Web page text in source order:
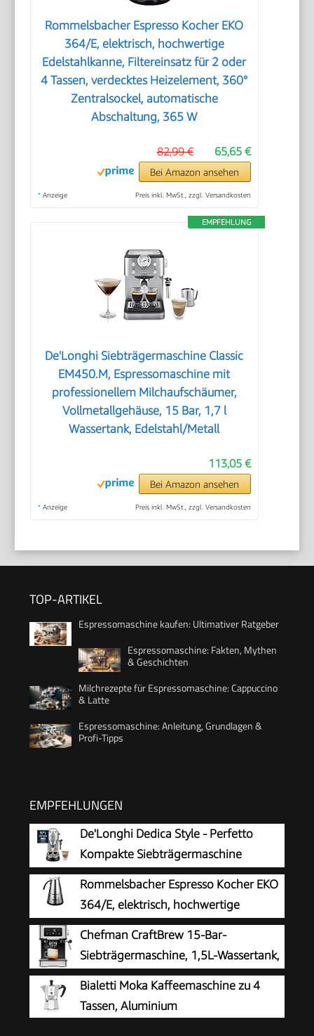
Rommelsbacher Espresso Kocher EKO
364/E, elektrisch, hochwertige
Edelstahlkanne, Filtereinsatz für 2 oder
4 Tassen, verdecktes Heizelement, 360°
Zentralsockel, automatische
Abschaltung, 365 W
65,65 €
82,99 €
Bei Amazon ansehen
* Anzeige Preis inkl. MwSt., zzgl. Versandkosten
EMPFEHLUNG
De'Longhi Siebträgermaschine Classic
EM450.M, Espressomaschine mit
professionellem Milchaufschäumer,
Vollmetallgehäuse, 15 Bar, 1,7 l
Wassertank, Edelstahl/Metall
113,05 €
Bei Amazon ansehen
* Anzeige Preis inkl. MwSt., zzgl. Versandkosten
TOP-ARTIKEL
Espressomaschine kaufen: Ultimativer Ratgeber
Espressomaschine: Fakten, Mythen
& Geschichten
Milchrezepte für Espressomaschine: Cappuccino
& Latte
Espressomaschine: Anleitung, Grundlagen &
Profi-Tipps
EMPFEHLUNGEN
De'Longhi Dedica Style - Perfetto
Kompakte Siebträgermaschine
Espressomaschine mit Tasten,
manuellem Milchaufschäumer für Espresso und
Cappuccino, ESE Pad geeignet, 15cm breit,
Metall (EC685.M)
Rommelsbacher Espresso Kocher EKO
364/E, elektrisch, hochwertige
Edelstahlkanne, Filtereinsatz für 2 oder 4 Tassen,
verdecktes Heizelement, 360° Zentralsockel,
automatische Abschaltung, 365 W
Chefman CraftBrew 15-Bar-
Siebträgermaschine, 1,5L-Wassertank,
Dampfstab
Bialetti Moka Kaffeemaschine zu 4
Tassen, Aluminium